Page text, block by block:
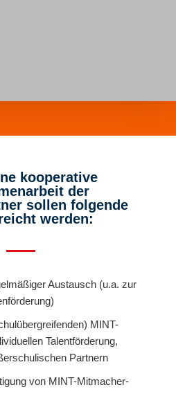
kooperative
der
sollen folgende
werden:
Austausch (u.a. zur
MINT-
Talentförderung,
Partnern
von MINT-Mitmacher-